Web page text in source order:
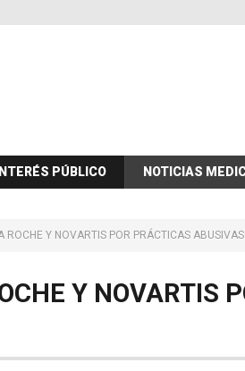
PÚBLICO NOTICIAS
ROCHE Y NOVARTIS POR PRÁCTICAS ABUSIVAS
Y NOVARTIS